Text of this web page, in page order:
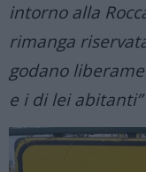
intorno alla
rimanga
godano
e i di lei abitanti”